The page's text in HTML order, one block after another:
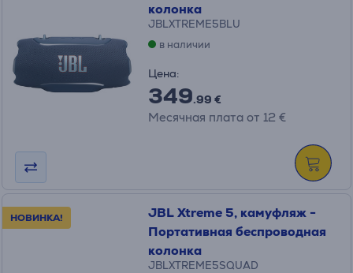
колонка
JBLXTREME5BLU
в наличии
Цена:
349.99 €
Месячная плата от 12 €
НОВИНКА!
JBL Xtreme 5, камуфляж -
Портативная беспроводная
колонка
JBLXTREME5SQUAD